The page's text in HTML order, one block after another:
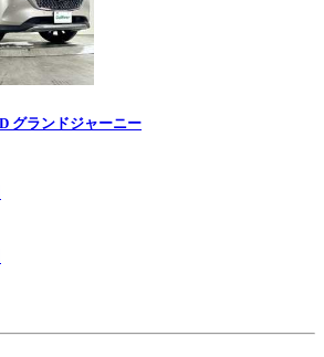
グランドジャーニー